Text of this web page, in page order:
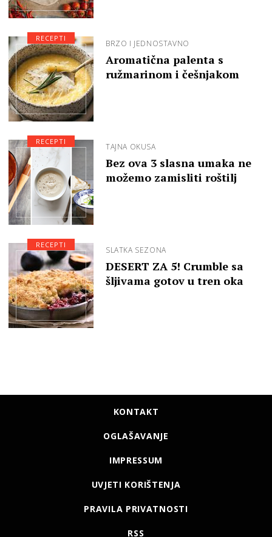
BRZO I JEDNOSTAVNO
Aromatična palenta s
ružmarinom i češnjakom
RECEPTI
TAJNA OKUSA
Bez ova 3 slasna umaka ne
možemo zamisliti roštilj
RECEPTI
SLATKA SEZONA
DESERT ZA 5! Crumble sa
šljivama gotov u tren oka
RECEPTI
KONTAKT
OGLAŠAVANJE
IMPRESSUM
UVJETI KORIŠTENJA
PRAVILA PRIVATNOSTI
RSS